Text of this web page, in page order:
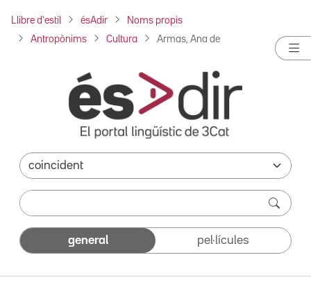
Llibre d'estil ésAdir Noms propis
Antropònims Cultura Armas, Ana de
general pel·lícules